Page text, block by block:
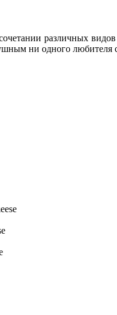
различных
ни одного любителя